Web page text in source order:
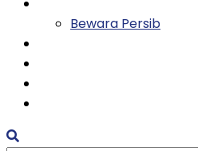
Bewara Persib